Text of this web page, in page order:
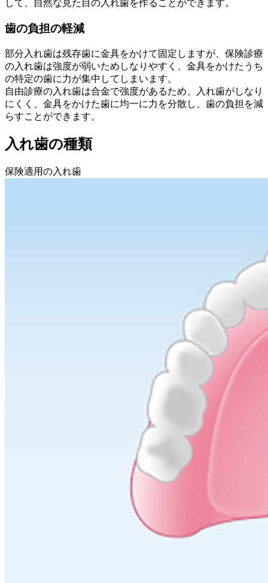
して、自然な見た目の入れ歯を作ることができます。
歯の負担の軽減
部分入れ歯は残存歯に金具をかけて固定しますが、保険診療
の入れ歯は強度が弱いためしなりやすく、金具をかけたうち
の特定の歯に力が集中してしまいます。
自由診療の入れ歯は合金で強度があるため、入れ歯がしなり
にくく、金具をかけた歯に均一に力を分散し、歯の負担を減
らすことができます。
入れ歯の種類
保険適用の入れ歯